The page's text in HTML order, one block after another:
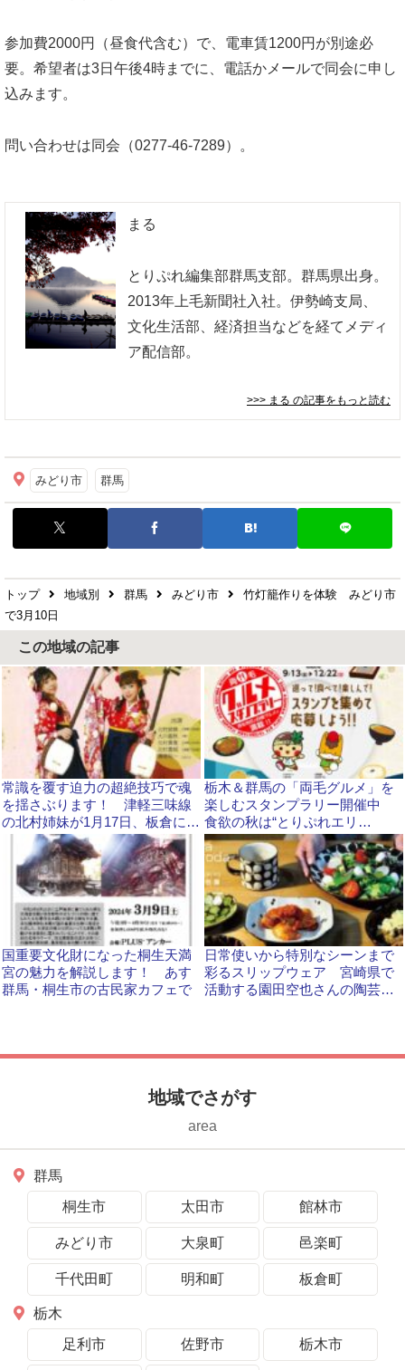
参加費2000円（昼食代含む）で、電車賃1200円が別途必
要。希望者は3日午後4時までに、電話かメールで同会に申し
込みます。
問い合わせは同会（0277-46-7289）。
まる
とりぷれ編集部群馬支部。群馬県出身。
2013年上毛新聞社入社。伊勢崎支局、
文化生活部、経済担当などを経てメディ
ア配信部。
>>> まる の記事をもっと読む
みどり市 群馬
トップ 地域別 群馬 みどり市
竹灯籠作りを体験 みどり市
で3月10日
この地域の記事
常識を覆す迫力の超絶技巧で魂
を揺さぶります！ 津軽三味線
の北村姉妹が1月17日、板倉に登
場！！ 和楽器ユニット和響が
コンサート
栃木＆群馬の「両毛グルメ」を
楽しむスタンプラリー開催中
食欲の秋は“とりぷれエリ
ア“で！
国重要文化財になった桐生天満
宮の魅力を解説します！ あす
群馬・桐生市の古民家カフェで
日常使いから特別なシーンまで
彩るスリップウェア 宮崎県で
活動する園田空也さんの陶芸展
地域でさがす
area
群馬
桐生市
太田市 館林市
みどり市 大泉町 邑楽町
千代田町 明和町 板倉町
栃木
足利市
佐野市 栃木市